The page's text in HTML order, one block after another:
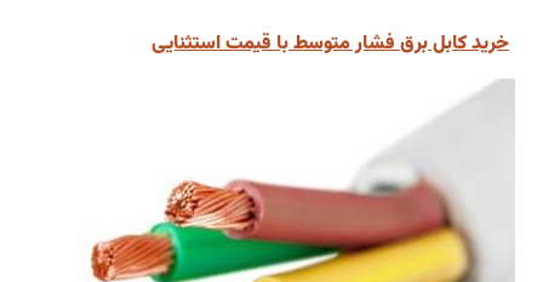
خرید کابل برق فشار متوسط با قیمت استثنایی